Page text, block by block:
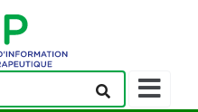
Afficher/
la